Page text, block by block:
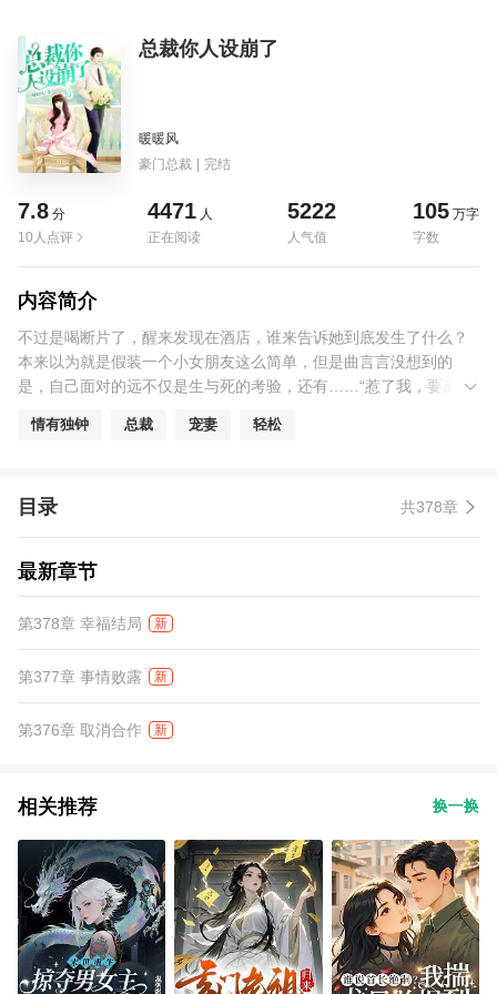
总裁你人设崩了
暖暖风
豪门总裁 | 完结
7.8 分
10人点评
4471 人
正在阅读
5222
人气值
105 万字
字数
内容简介
不过是喝断片了，醒来发现在酒店，谁来告诉她到底发生了什么？
本来以为就是假装一个小女朋友这么简单，但是曲言言没想到的
是，自己面对的远不仅是生与死的考验，还有……“惹了我，要离
丫的给不了我想要的就放我离开好不好！”谁来告诉她，这个不要脸
情有独钟 总裁 宠妻 轻松
目录 共378章
最新章节
第378章 幸福结局 新
第377章 事情败露 新
第376章 取消合作 新
相关推荐 换一换